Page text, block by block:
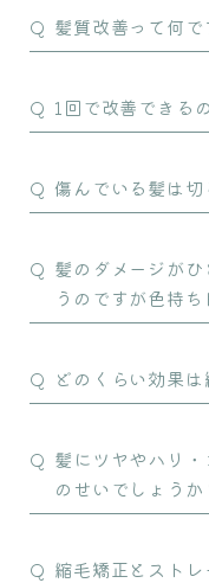
髪質改善って何で
1回で改善できる
傷んでいる髪は切
髪のダメージが
うのですが色持
どのくらい効果は
髪にツヤやハリ
のせいでしょうか
縮毛矯正とストレ